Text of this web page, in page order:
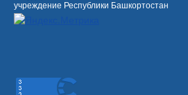
учреждение Республики Башкортостан